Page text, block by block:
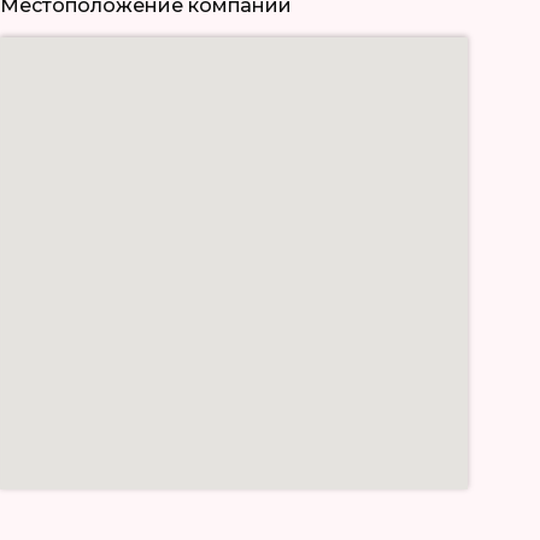
Местоположение компании